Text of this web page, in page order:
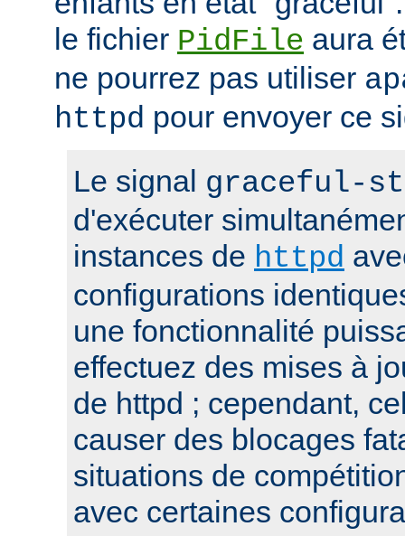
le fichier PidFile aura
ne pourrez pas utiliser
httpd pour envoyer ce
Le signal graceful-
d'exécuter
instances de httpd
configurations
une fonctionnalité
effectuez des mises à
de httpd ; cependant,
causer des blocages
situations de
avec certaines